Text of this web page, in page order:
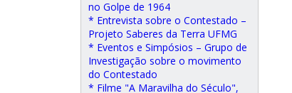
no Golpe de 1964
* Entrevista sobre o Contestado –
Projeto Saberes da Terra UFMG
* Eventos e Simpósios – Grupo de
Investigação sobre o movimento
do Contestado
* Filme "A Maravilha do Século",